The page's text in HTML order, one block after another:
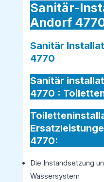
Sanitär-
Andorf
Sanitär
4770
Sanitär
4770 :
4770:
Die Instandsetzung
Wassersystem